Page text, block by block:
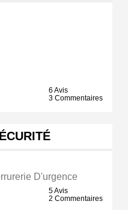
6 Avis
3 Commentaires
D'urgence
5 Avis
2 Commentaires